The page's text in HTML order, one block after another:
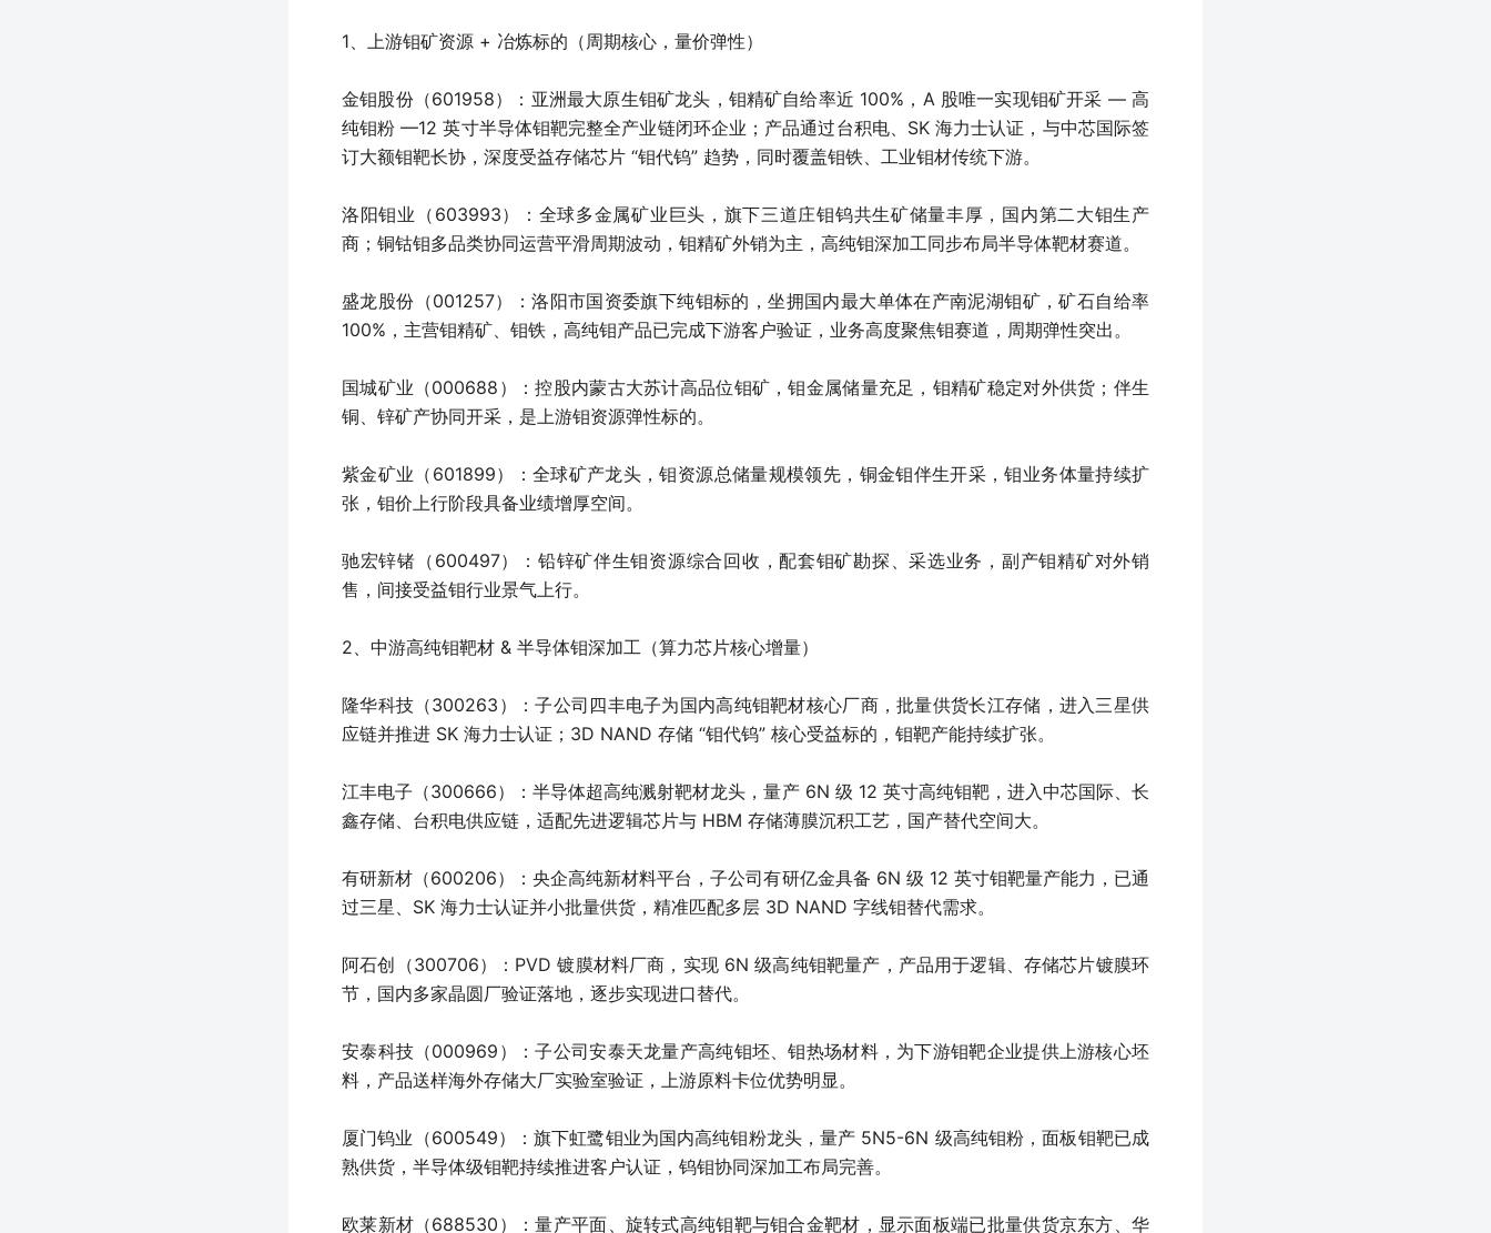
1、上游钼矿资源 + 冶炼标的（周期核心，量价弹性）
金钼股份（601958）：亚洲最大原生钼矿龙头，钼精矿自给率近 100%，A 股唯一实现钼矿开采 — 高
纯钼粉 —12 英寸半导体钼靶完整全产业链闭环企业；产品通过台积电、SK 海力士认证，与中芯国际签
订大额钼靶长协，深度受益存储芯片 “钼代钨” 趋势，同时覆盖钼铁、工业钼材传统下游。
洛阳钼业（603993）：全球多金属矿业巨头，旗下三道庄钼钨共生矿储量丰厚，国内第二大钼生产
商；铜钴钼多品类协同运营平滑周期波动，钼精矿外销为主，高纯钼深加工同步布局半导体靶材赛道。
盛龙股份（001257）：洛阳市国资委旗下纯钼标的，坐拥国内最大单体在产南泥湖钼矿，矿石自给率
100%，主营钼精矿、钼铁，高纯钼产品已完成下游客户验证，业务高度聚焦钼赛道，周期弹性突出。
国城矿业（000688）：控股内蒙古大苏计高品位钼矿，钼金属储量充足，钼精矿稳定对外供货；伴生
铜、锌矿产协同开采，是上游钼资源弹性标的。
紫金矿业（601899）：全球矿产龙头，钼资源总储量规模领先，铜金钼伴生开采，钼业务体量持续扩
张，钼价上行阶段具备业绩增厚空间。
驰宏锌锗（600497）：铅锌矿伴生钼资源综合回收，配套钼矿勘探、采选业务，副产钼精矿对外销
售，间接受益钼行业景气上行。
2、中游高纯钼靶材 & 半导体钼深加工（算力芯片核心增量）
隆华科技（300263）：子公司四丰电子为国内高纯钼靶材核心厂商，批量供货长江存储，进入三星供
应链并推进 SK 海力士认证；3D NAND 存储 “钼代钨” 核心受益标的，钼靶产能持续扩张。
江丰电子（300666）：半导体超高纯溅射靶材龙头，量产 6N 级 12 英寸高纯钼靶，进入中芯国际、长
鑫存储、台积电供应链，适配先进逻辑芯片与 HBM 存储薄膜沉积工艺，国产替代空间大。
有研新材（600206）：央企高纯新材料平台，子公司有研亿金具备 6N 级 12 英寸钼靶量产能力，已通
过三星、SK 海力士认证并小批量供货，精准匹配多层 3D NAND 字线钼替代需求。
阿石创（300706）：PVD 镀膜材料厂商，实现 6N 级高纯钼靶量产，产品用于逻辑、存储芯片镀膜环
节，国内多家晶圆厂验证落地，逐步实现进口替代。
安泰科技（000969）：子公司安泰天龙量产高纯钼坯、钼热场材料，为下游钼靶企业提供上游核心坯
料，产品送样海外存储大厂实验室验证，上游原料卡位优势明显。
厦门钨业（600549）：旗下虹鹭钼业为国内高纯钼粉龙头，量产 5N5-6N 级高纯钼粉，面板钼靶已成
熟供货，半导体级钼靶持续推进客户认证，钨钼协同深加工布局完善。
欧莱新材（688530）：量产平面、旋转式高纯钼靶与钼合金靶材，显示面板端已批量供货京东方、华